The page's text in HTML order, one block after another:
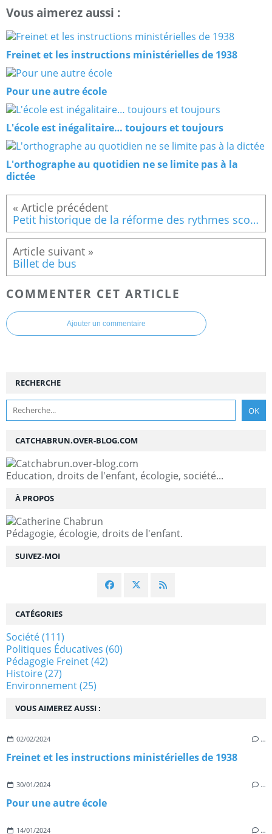
Vous aimerez aussi :
Freinet et les instructions ministérielles de 1938
Pour une autre école
L'école est inégalitaire… toujours et toujours
L'orthographe au quotidien ne se limite pas à la
dictée
Petit historique de la réforme des rythmes scolaires
Billet de bus
COMMENTER CET ARTICLE
Ajouter un commentaire
SUIVEZ-MOI
RECHERCHE
CATCHABRUN.OVER-BLOG.COM
Education, droits de l'enfant, écologie, société...
À PROPOS
Pédagogie, écologie, droits de l'enfant.
VOUS AIMEREZ AUSSI :
02/02/2024 …
Freinet et les instructions ministérielles de 1938
30/01/2024 …
Pour une autre école
14/01/2024 …
CATÉGORIES
Société(111)
Politiques Éducatives (60)
Pédagogie Freinet(42)
Histoire(27)
Environnement(25)